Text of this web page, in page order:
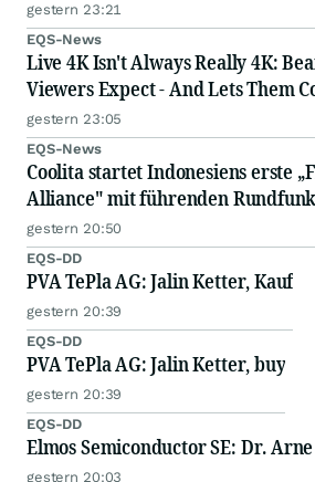
gestern 23:21
EQS-News
Live 4K Isn't Always Really 4K:
Viewers Expect - And Lets Them
gestern 23:05
EQS-News
Coolita startet Indonesiens erste
Alliance" mit führenden
gestern 20:50
EQS-DD
PVA TePla AG: Jalin Ketter, Kauf
gestern 20:39
EQS-DD
PVA TePla AG: Jalin Ketter, buy
gestern 20:39
EQS-DD
Elmos Semiconductor SE: Dr.
gestern 20:03